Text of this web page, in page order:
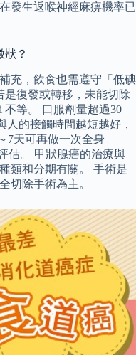
發生返喉神經麻痹機率已
狀？
充，飲食也需遵守「低碘
是復發或轉移，未能切除
不等。 口服劑量超過30
的接觸時間越短越好，
7天可再做一次全身
估。 甲狀腺癌的治療與
類和分期有關。 手術是
切除手術為主。